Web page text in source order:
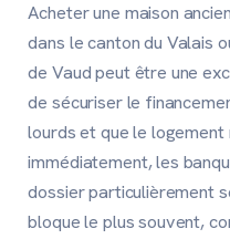
Acheter une maison
dans le canton du Valais
de Vaud peut être une
de sécuriser le
lourds et que le logement
immédiatement, les
dossier particulièrement
bloque le plus souvent,